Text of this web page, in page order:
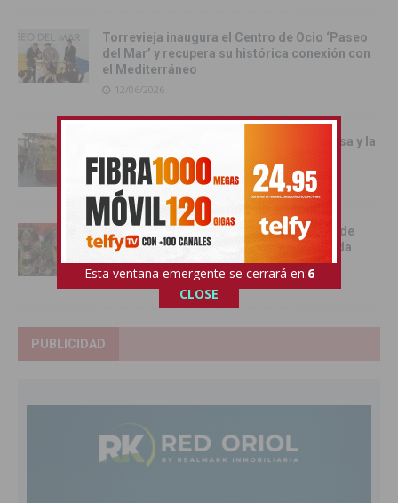
Torrevieja inaugura el Centro de Ocio ‘Paseo
del Mar’ y recupera su histórica conexión con
el Mediterráneo
12/06/2026
Pilar de la Horadada celebró la Santa Misa y la
Procesión del Corpus Christi 2026
11/06/2026
Benejúzar se vuelca con la gran Entrada de
Moros y Cristianos en una intensa jornada
festiva
PUBLICIDAD
Esta ventana emergente se cerrará en:5
CLOSE